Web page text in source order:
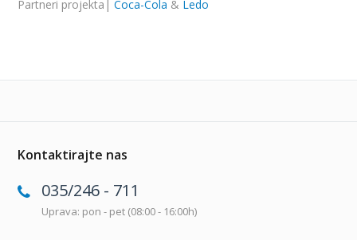
Partneri projekta|Coca-Cola & Ledo
Kontaktirajte nas
035/246 - 711
Uprava: pon - pet (08:00 - 16:00h)